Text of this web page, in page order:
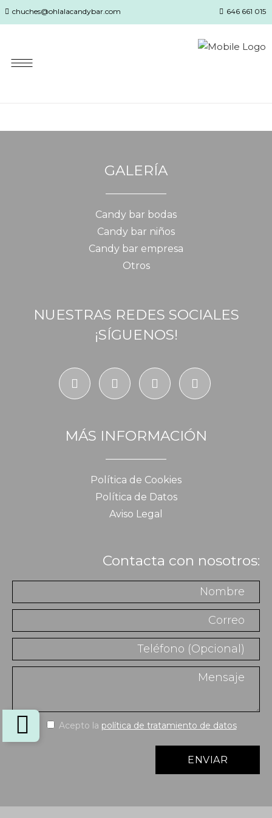
chuches@ohlalacandybar.com 646 661 015
GALERÍA
Candy bar bodas
Candy bar niños
Candy bar empresa
Otros
NUESTRAS REDES SOCIALES
¡SÍGUENOS!
MÁS INFORMACIÓN
Política de Cookies
Política de Datos
Aviso Legal
Contacta con nosotros:
Acepto la política de tratamiento de datos